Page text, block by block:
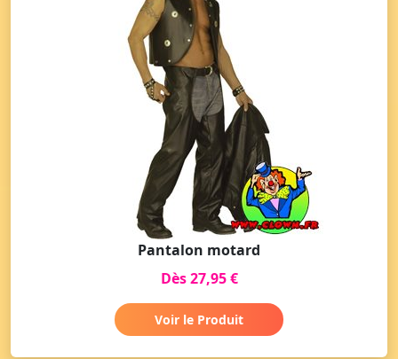
Pantalon motard
Dès 27,95 €
Voir le Produit